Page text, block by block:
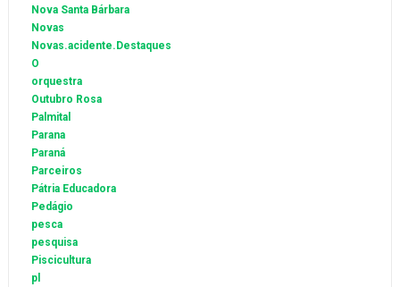
Nova Santa Bárbara
Novas
Novas.acidente.Destaques
O
orquestra
Outubro Rosa
Palmital
Parana
Paraná
Parceiros
Pátria Educadora
Pedágio
pesca
pesquisa
Piscicultura
pl